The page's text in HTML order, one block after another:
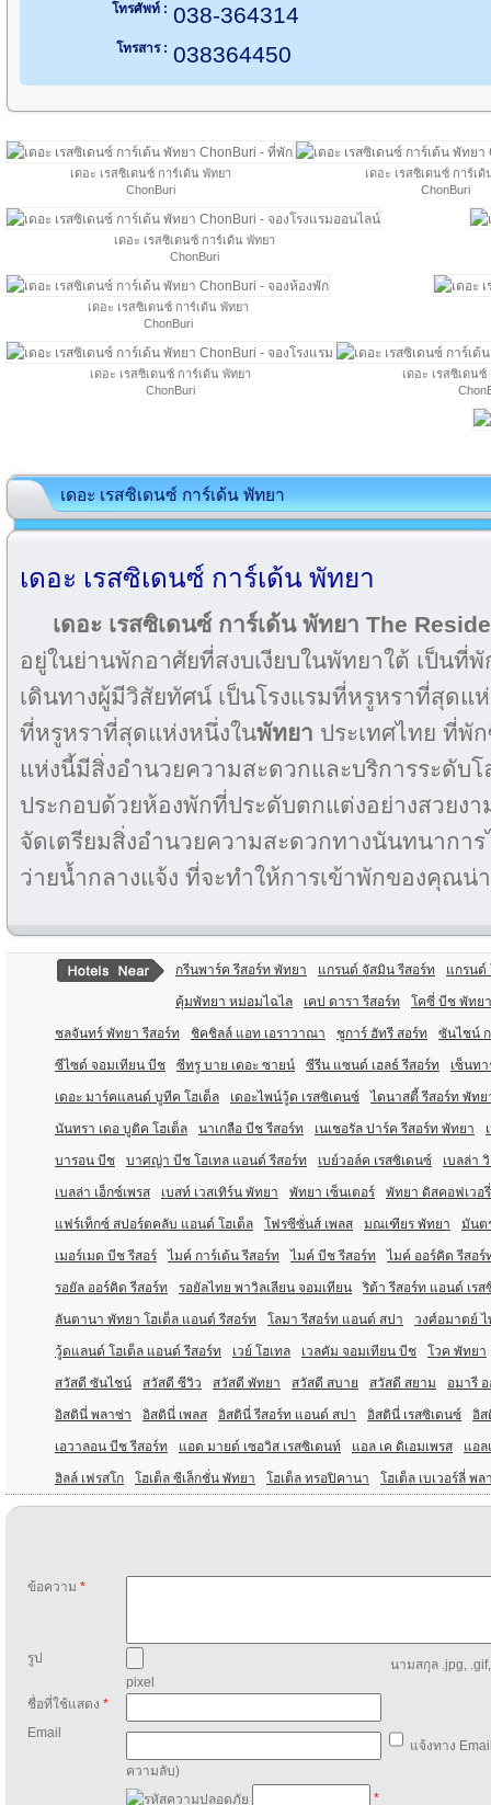
โทรศัพท์ : 038-364314
โทรสาร : 038364450
เดอะ เรสซิเดนซ์ การ์เด้น พัทยา
ChonBuri
เดอะ เรสซิเดนซ์ การ์เ
ChonBuri
เดอะ เรสซิเดนซ์ การ์เด้น พัทยา
ChonBuri
เดอะ เรสซิเดนซ์ การ์เด้น พัทยา
ChonBuri
เดอะ เรสซิเดนซ์ การ์เด้น พัทยา
ChonBuri
เดอะ เรสซิเดน
เดอะ เรสซิเดนซ์ การ์เด้น พัทยา
เดอะ เรสซิเดนซ์ การ์เด้น พัทยา
เดอะ เรสซิเดนซ์ การ์เด้น พัทยา The
อยู่ในย่านพักอาศัยที่สงบเงียบในพัทยาใต้ เป็นที่
เดินทางผู้มีวิสัยทัศน์ เป็นโรงแรมที่หรูหราที่สุดแ
ที่หรูหราที่สุดแห่งหนึ่งในพัทยา ประเทศไทย ที่พั
แห่งนี้มีสิ่งอำนวยความสะดวกและบริการระดับ
ประกอบด้วยห้องพักที่ประดับตกแต่งอย่างสวยง
จัดเตรียมสิ่งอำนวยความสะดวกทางนันทนาการ
ว่ายน้ำกลางแจ้ง ที่จะทำให้การเข้าพักของคุณน่
กรีนพาร์ค รีสอร์ท พัทยา แกรนด์ จัสมิน รีสอร์ท แกรนด์
คุ้มพัทยา หม่อมไฉไล เคป ดารา รีสอร์ท โคซี่ บีช พัทยา
ชลจันทร์ พัทยา รีสอร์ท ชิคชิลล์ แอท เอราวาณา ชูการ์ ฮัทรี สอร์ท ซันไชน์
ซีไซด์ จอมเทียน บีช ซีทรู บาย เดอะ ซายน์ ซีรีน แซนด์ เฮลธ์ รีสอร์ท เซ็นท
เดอะ มาร์คแลนด์ บูทีค โฮเต็ล เดอะไพน์วู้ด เรสซิเดนซ์ ไดนาสตี้ รีสอร์ท พัทย
นันทรา เดอ บูติค โฮเต็ล นาเกลือ บีช รีสอร์ท เนเชอรัล ปาร์ค รีสอร์ท พัทยา
บารอน บีช บาศญ่า บีช โฮเทล แอนด์ รีสอร์ท เบย์วอล์ค เรสซิเดนซ์ เบลล่า
เบลล่า เอ็กซ์เพรส เบสท์ เวสเทิร์น พัทยา พัทยา เซ็นเตอร์ พัทยา ดิสคอฟเวอ
แฟร์เท็กซ์ สปอร์ตคลับ แอนด์ โฮเต็ล โฟรซีซั่นส์ เพลส มณเฑียร พัทยา มันต
เมอร์เมด บีช รีสอร์ ไมค์ การ์เด้น รีสอร์ท ไมค์ บีช รีสอร์ท ไมค์ ออร์คิด รีสอร์
รอยัล ออร์คิด รีสอร์ท รอยัลไทย พาวิลเลียน จอมเทียน ริต้า รีสอร์ท แอนด์ เรส
ลันตานา พัทยา โฮเต็ล แอนด์ รีสอร์ท โลมา รีสอร์ท แอนด์ สปา วงศ์อมาตย์ ไ
วู้ดแลนด์ โฮเต็ล แอนด์ รีสอร์ท เวย์ โฮเทล เวลคัม จอมเทียน บีช โวค พัทยา
สวัสดี ซันไชน์ สวัสดี ซีวิว สวัสดี พัทยา สวัสดี สบาย สวัสดี สยาม อมารี
อิสตินี่ พลาซ่า อิสตินี่ เพลส อิสตินี่ รีสอร์ท แอนด์ สปา อิสตินี่ เรสซิเดนซ์ อิ
เอวาลอน บีช รีสอร์ท แอด มายด์ เซอวิส เรสซิเดนท์ แอล เค ดิเอมเพรส แอล
ฮิลล์ เฟรสโก โฮเต็ล ซีเล็กชั่น พัทยา โฮเต็ล ทรอปิคานา โฮเต็ล เบเวอร์ลี่ พล
ข้อความ *
รูป
นามสกุล .jpg,
pixel
ชื่อที่ใช้แสดง *
Email
แจ้งทาง
ความลับ)
*